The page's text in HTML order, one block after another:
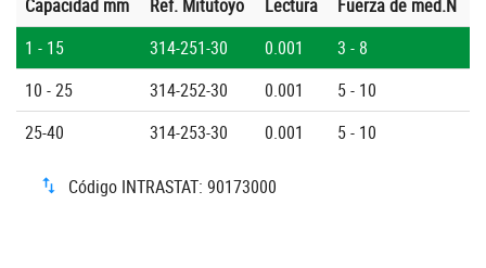
Capacidad mm Ref. Mitutoyo Lectura
Fuerza de med.N
1 - 15
314-251-30 0.001
3 - 8
10 - 25
314-252-30 0.001
5 - 10
25-40
314-253-30 0.001 5 - 10
Código INTRASTAT: 90173000